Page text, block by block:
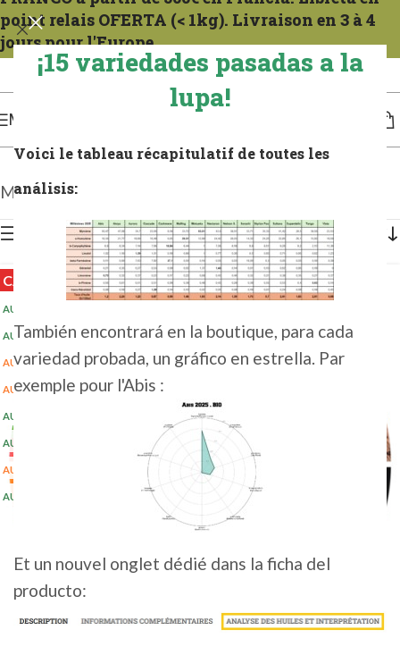
¡15 variedades pasadas a la
lupa!
Voici le tableau récapitulatif de toutes les
análisis:
También encontrará en la boutique, para cada
variedad probada, un gráfico en estrella. Par
exemple pour l'Abis :
Et un nouvel onglet dédié dans la ficha del
producto:
point relais OFERTA (< 1kg). Livraison en 3 à 4
jours pour l'Europe.
Expéditions tous les mercredis. Para la Francia compter 1 a 2 días. Para Europa, de 3
MENÚ
Mostrando los 6 resultados
Mostrar barra lateral
CALIENTE
AUS 1 KG 2025
AUS 5 KG 2025 (5+)
AUSTRIA 0,1 KG 2025
AUSTRIA 100G 2025
AUSTRIA 1KG 2023
AUSTRIA 5 KG 2023
AUSTRIA 500G 2025
AUSTRIA 5KG 2024